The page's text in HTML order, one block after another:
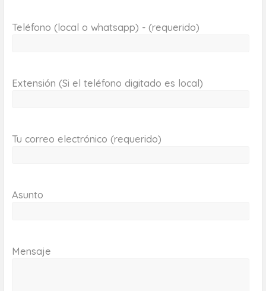
Teléfono (local o whatsapp) - (requerido)
Extensión (Si el teléfono digitado es local)
Tu correo electrónico (requerido)
Asunto
Mensaje